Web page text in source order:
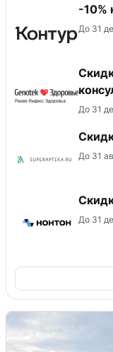
-10%
До 31
До 31
До 31
До 31